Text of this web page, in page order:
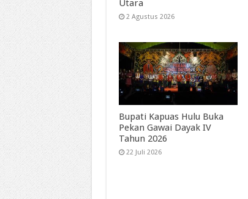
Utara
2 Agustus 2026
Bupati Kapuas Hulu Buka
Pekan Gawai Dayak IV
Tahun 2026
22 Juli 2026